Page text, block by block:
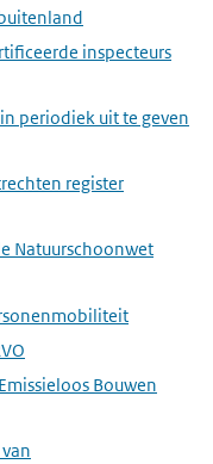
inspecteurs
periodiek uit te geven
register
Natuurschoonwet
Bouwen